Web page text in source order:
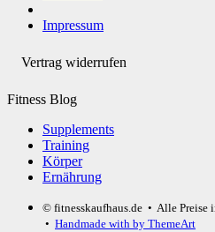
Impressum
Vertrag widerrufen
Fitness Blog
Supplements
Training
Körper
Ernährung
© fitnesskaufhaus.de • Alle Preise
• Handmade with by ThemeArt